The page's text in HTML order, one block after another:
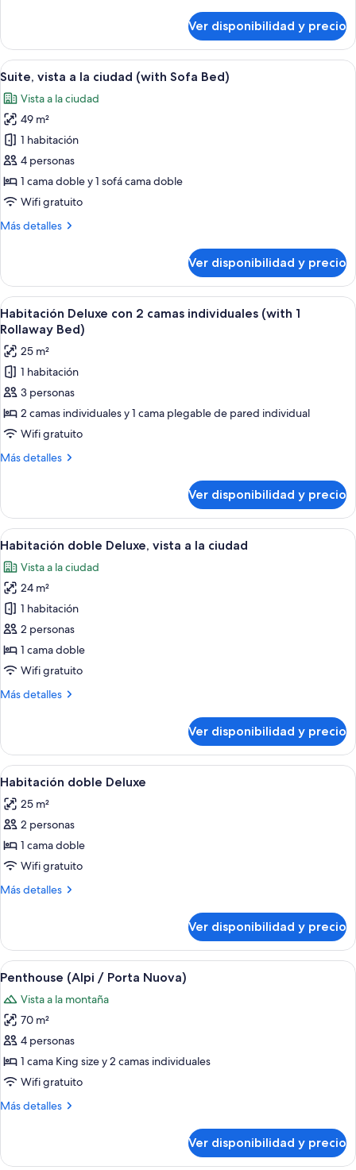
doble
Premium
Ver disponibilidad y precio
Ver
todas
las
fotos
de
Suite,
vista
a
ciudad
Bed)
Una sala de estar moderna con un
6
Suite, vista a la ciudad (with Sofa Bed)
Vista a la ciudad
49 m²
1 habitación
4 personas
1 cama doble y 1 sofá cama doble
Wifi gratuito
Más detalles
Más
vista
la
ciudad
Sofa
Bed)
Ver disponibilidad y precio
Ver
todas
las
fotos
de
Habitación
Deluxe
con
2
(with
Rollaway
Bed)
Habitación de hotel con una cama
5
Habitación Deluxe con 2 camas individuales (with 1
Rollaway Bed)
25 m²
1 habitación
3 personas
2 camas individuales y 1 cama plegable de pared individual
Wifi gratuito
Más detalles
Más
Deluxe
con
2
individuales
(with
Rollaway
Bed)
Ver disponibilidad y precio
Ver
todas
las
fotos
de
Habitación
doble
Deluxe,
a
Habitación de hotel con una cama
6
Habitación doble Deluxe, vista a la ciudad
Vista a la ciudad
24 m²
1 habitación
2 personas
1 cama doble
Wifi gratuito
Más detalles
Más
doble
Deluxe,
vista
la
ciudad
Ver disponibilidad y precio
Ver
todas
las
fotos
de
Habitación
doble
Habitación de hotel con una cama
6
Habitación doble Deluxe
25 m²
2 personas
1 cama doble
Wifi gratuito
Más detalles
Más
doble
Deluxe
Ver disponibilidad y precio
Ver
todas
las
fotos
de
Penthouse
(Alpi
Porta
Terraza en la azotea con una mesa
18
Penthouse (Alpi / Porta Nuova)
Vista a la montaña
70 m²
4 personas
1 cama King size y 2 camas individuales
Wifi gratuito
Más detalles
Más
(Alpi
Ver disponibilidad y precio